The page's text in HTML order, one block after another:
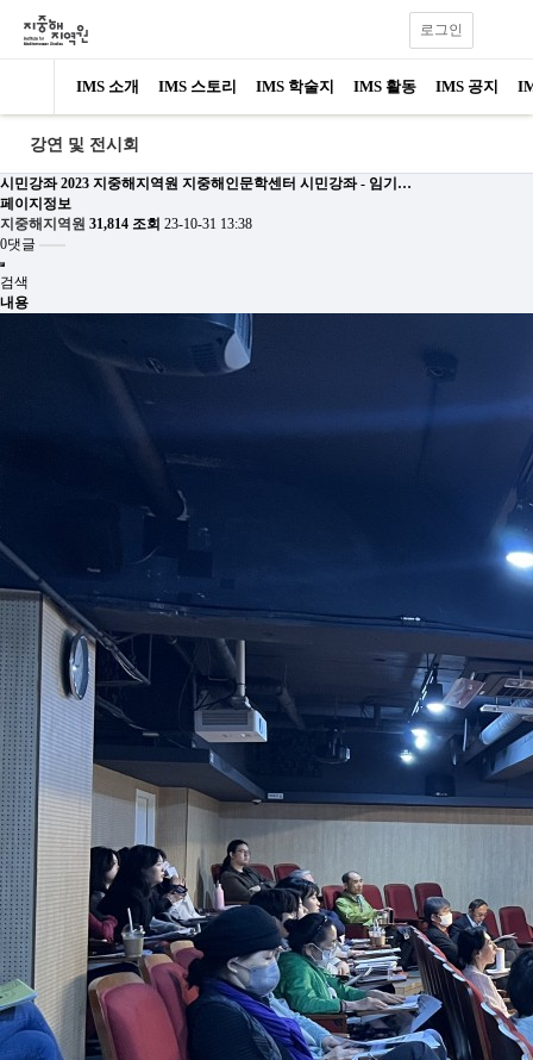
IMS 소개 IMS 스토리 IMS 학술지 IMS 활동 IMS 공지
로그인
강연 및 전시회
시민강좌 2023 지중해지역원 지중해인문학센터 시민강좌 - 임기…
페이지정보
지중해지역원 31,814 조회 23-10-31 13:38
0댓글
검색
내용